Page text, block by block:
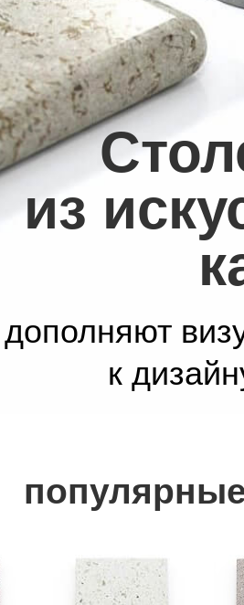
из
дополняют
к